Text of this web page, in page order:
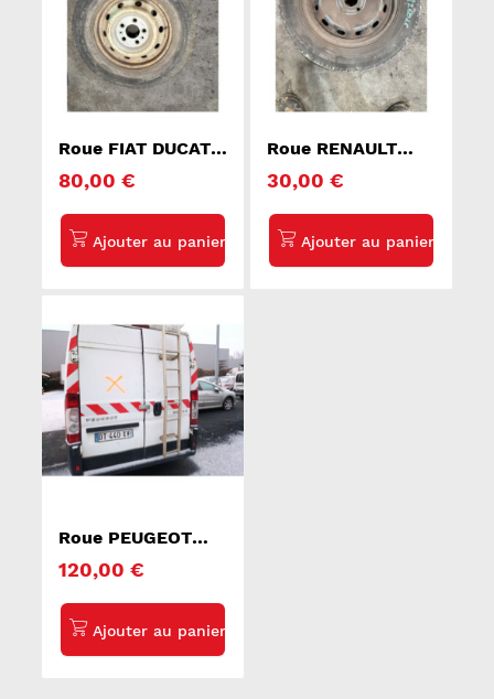
Roue FIAT DUCATO
80,00 €
Roue RENAULT
30,00 €
Roue PEUGEOT
120,00 €